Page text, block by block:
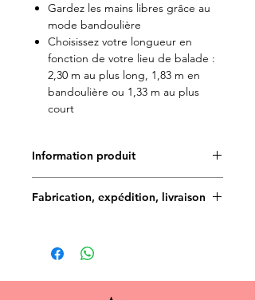
Gardez les mains libres grâce au
mode bandoulière
Choisissez votre longueur en
fonction de votre lieu de balade :
2,30 m au plus long, 1,83 m en
bandoulière ou 1,33 m au plus
court
Information produit
sont fabriquées à la main et en
graphiste, ce qui rend les créations
Fabrication, expédition, livraison
Délais de livraison en France